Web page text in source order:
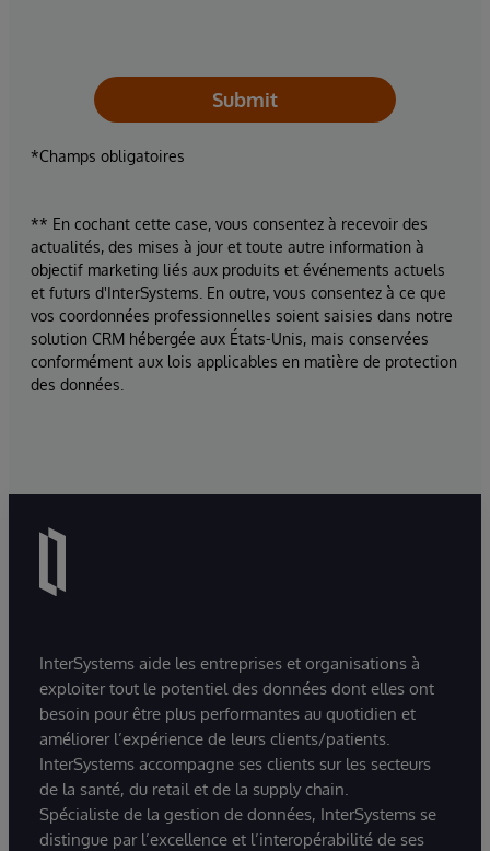
Submit
*Champs obligatoires
** En cochant cette case, vous consentez à recevoir des
actualités, des mises à jour et toute autre information à
objectif marketing liés aux produits et événements actuels
et futurs d'InterSystems. En outre, vous consentez à ce que
vos coordonnées professionnelles soient saisies dans notre
solution CRM hébergée aux États-Unis, mais conservées
conformément aux lois applicables en matière de protection
des données.
InterSystems aide les entreprises et organisations à
exploiter tout le potentiel des données dont elles ont
besoin pour être plus performantes au quotidien et
améliorer l’expérience de leurs clients/patients.
InterSystems accompagne ses clients sur les secteurs
de la santé, du retail et de la supply chain.
Spécialiste de la gestion de données, InterSystems se
distingue par l’excellence et l’interopérabilité de ses